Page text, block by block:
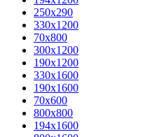
250x290
330x1200
70x800
300x1200
190x1200
330x1600
190x1600
70x600
800x800
194x1600